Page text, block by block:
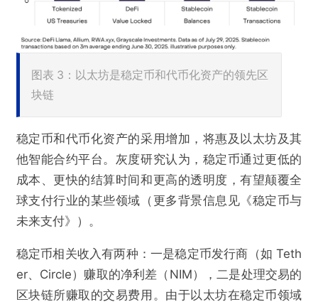
图表 3：以太坊是稳定币和代币化资产的领先区
块链
稳定币和代币化资产的采用增加，将惠及以太坊及其
他智能合约平台。灰度研究认为，稳定币通过更低的
成本、更快的结算时间和更高的透明度，有望颠覆全
球支付行业的某些领域（更多背景信息见《稳定币与
未来支付》）。
稳定币相关收入有两种：一是稳定币发行商（如 Teth
er、Circle）赚取的净利差（NIM），二是处理交易的
区块链所赚取的交易费用。由于以太坊在稳定币领域